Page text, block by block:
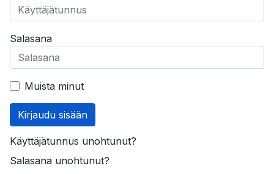
Salasana
Muista minut
Kirjaudu sisään
Käyttäjätunnus unohtunut?
Salasana unohtunut?